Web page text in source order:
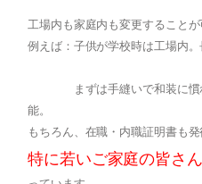
工場内も家庭内も変更することが
例えば：子供が学校時は工場内。
まずは手縫いで和装に慣れ
能。
もちろん、在職・内職証明書も発
特に若いご家庭の皆さ